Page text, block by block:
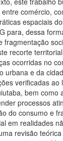
comércio,
espaciais
para, dessa
fragmentação
recorte
ocorridas no
urbana e da
verificadas ao
bem como
processos
do consumo e
em realidades
revisão